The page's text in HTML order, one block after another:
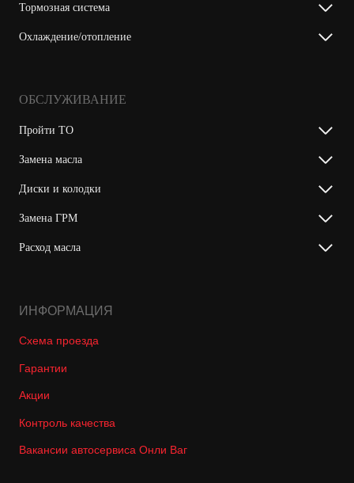
Тормозная система
Охлаждение/отопление
ОБСЛУЖИВАНИЕ
Пройти ТО
Замена масла
Диски и колодки
Замена ГРМ
Расход масла
ИНФОРМАЦИЯ
Схема проезда
Гарантии
Акции
Контроль качества
Вакансии автосервиса Онли Ваг